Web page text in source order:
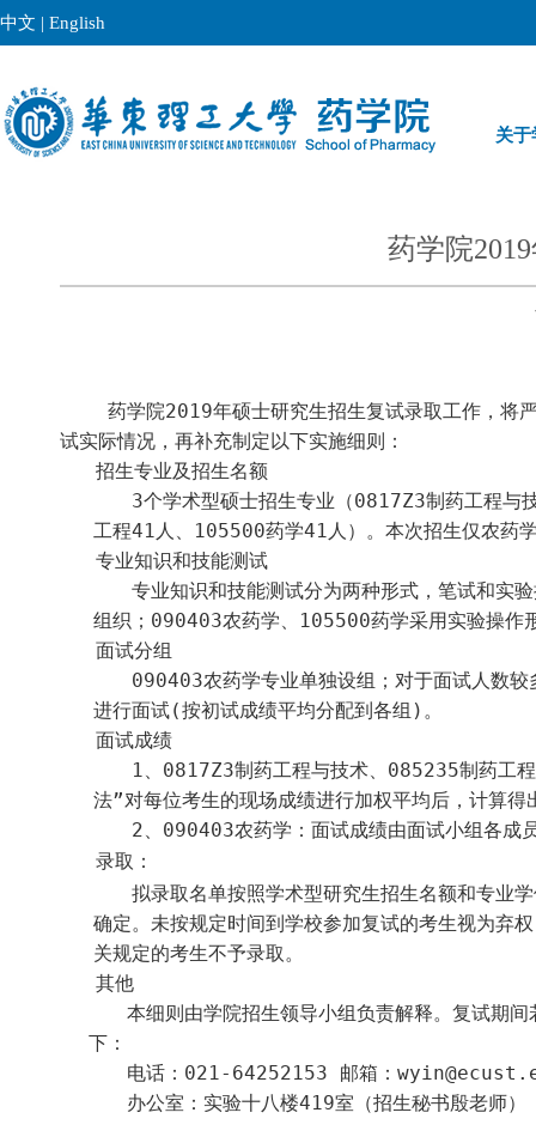
中文 | English
关于
药学院
药学院2019年硕士研究生招生复试录取工作，将
试实际情况，再补充制定以下实施细则：
招生专业及招生名额
3个学术型硕士招生专业（0817Z3制药工程与
工程41人、 105500药学41人）。本次招生仅农药
专业知识和技能测试
专业知识和技能测试分为两种形式，笔试和实
组织； 090403农药学、 105500药学采用实验操作
面试分组
090403农药学专业单独设组；对于面试人数较
进行面试(按初试成绩平均分配到各组 ) 。
面试成绩
1、 0817Z3制药工程与技术、 085235制药工
法”对每位考生的现场成绩进行加权平均后，计算得
2、 090403农药学 ：面试成绩由面试小组各成
录取：
拟录取名单按照学术型研究生招生名额和专业
确定。未按规定时间到学校参加复试的考生视为弃
关规定的考生不予录取。
其他
本细则由学院招生领导小组负责解释。复试期
下：
电话： 021-64252153 邮箱：
办公室：实验十八楼419室（招生秘书